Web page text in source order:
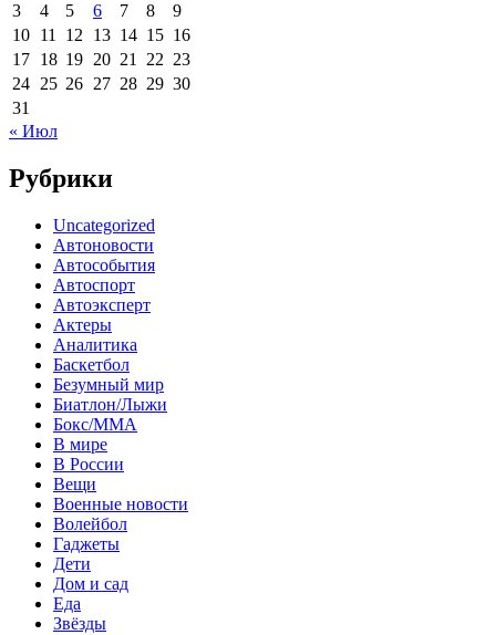
3
4 5 6 7 8
9
10 11 12 13 14 15 16
17 18 19 20 21 22 23
24 25 26 27 28 29 30
31
« Июл
Рубрики
Uncategorized
Автоновости
Автособытия
Автоспорт
Автоэксперт
Актеры
Аналитика
Баскетбол
Безумный мир
Биатлон/Лыжи
Бокс/MMA
В мире
В России
Вещи
Военные новости
Волейбол
Гаджеты
Дети
Дом и сад
Еда
Звёзды